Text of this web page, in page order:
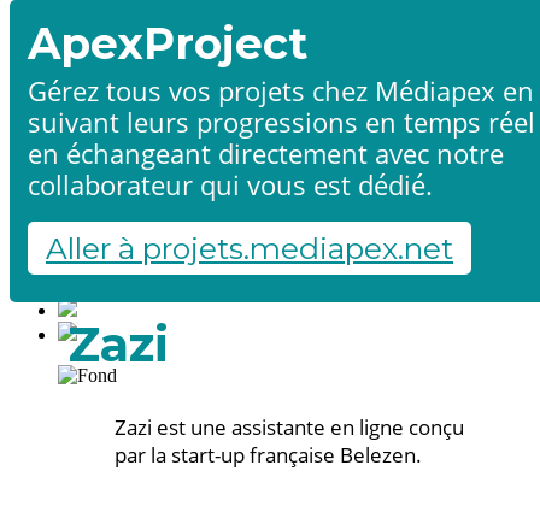
Accueil
Produits & services
Références
Contact
Démarrer un projet
Fr
English
Zazi
Zazi est une assistante en ligne conçu
par la start-up française Belezen.
ApexProject
Gérez tous vos projets chez Médiapex en
suivant leurs progressions en temps
en échangeant directement avec notre
collaborateur qui vous est dédié.
Aller à projets.mediapex.net